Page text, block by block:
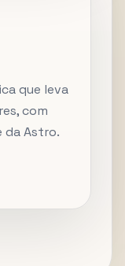
que leva
com
da Astro.